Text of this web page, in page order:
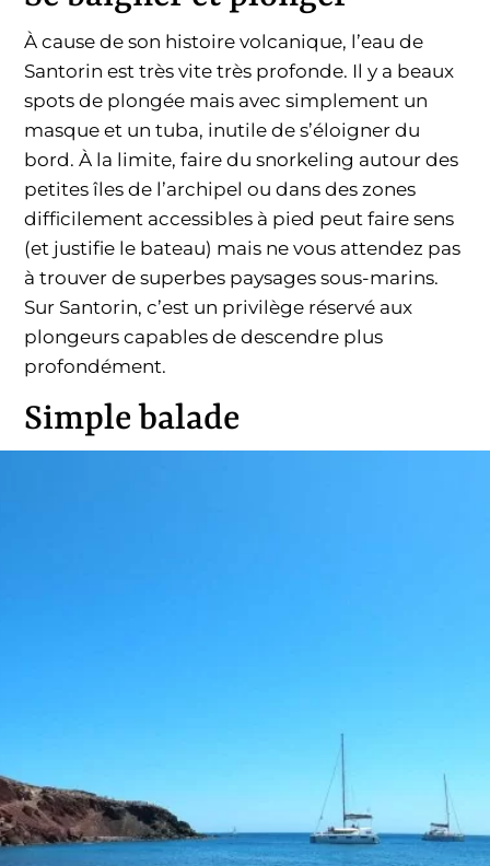
À cause de son histoire volcanique, l’eau de
Santorin est très vite très profonde. Il y a beaux
spots de plongée mais avec simplement un
masque et un tuba, inutile de s’éloigner du
bord. À la limite, faire du snorkeling autour des
petites îles de l’archipel ou dans des zones
difficilement accessibles à pied peut faire sens
(et justifie le bateau) mais ne vous attendez pas
à trouver de superbes paysages sous-marins.
Sur Santorin, c’est un privilège réservé aux
plongeurs capables de descendre plus
profondément.
Simple balade